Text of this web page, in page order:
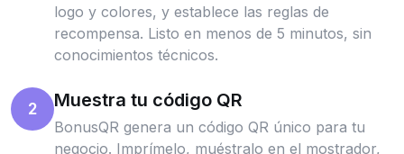
logo y colores, y establece las reglas de
recompensa. Listo en menos de 5 minutos, sin
conocimientos técnicos.
2 Muestra tu código QR
BonusQR genera un código QR único para tu
negocio. Imprímelo, muéstralo en el mostrador,